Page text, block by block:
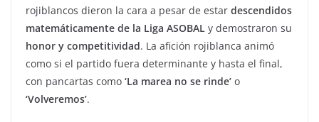
rojiblancos dieron la cara a pesar de estar descendidos
matemáticamente de la Liga ASOBAL y demostraron su
honor y competitividad. La afición rojiblanca animó
como si el partido fuera determinante y hasta el final,
con pancartas como ‘La marea no se rinde’ o
‘Volveremos’.